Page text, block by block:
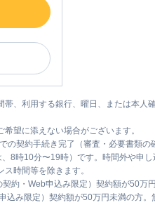
、利用する銀行、曜日、または本人
望に添えない場合がございます。
の契約手続き完了（審査・必要書類
8時10分〜19時）です。時間外や申
時間等を除きます。
約・Web申込み限定）契約額が50万
み限定）契約額が50万円未満の方